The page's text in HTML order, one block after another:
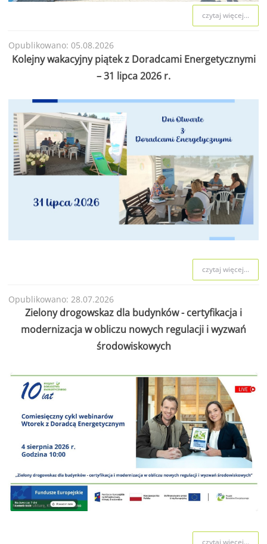
czytaj więcej...
Opublikowano: 05.08.2026
Kolejny wakacyjny piątek z Doradcami Energetycznymi
– 31 lipca 2026 r.
czytaj więcej...
Opublikowano: 28.07.2026
Zielony drogowskaz dla budynków - certyfikacja i
modernizacja w obliczu nowych regulacji i wyzwań
środowiskowych
czytaj więcej...